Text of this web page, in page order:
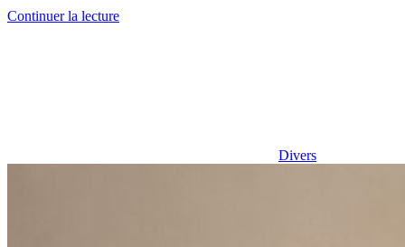
Continuer la lecture
Divers